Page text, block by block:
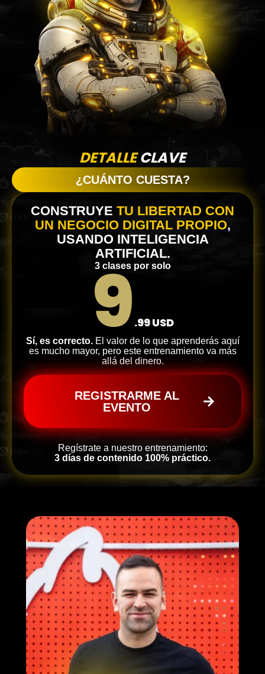
DETALLECLAVE
¿CUÁNTO CUESTA?
CONSTRUYE TU LIBERTAD CON
UN NEGOCIO DIGITAL PROPIO,
USANDO INTELIGENCIA
ARTIFICIAL.
3 clases por solo
9 .99 USD
Sí, es correcto. El valor de lo que aprenderás aquí
es mucho mayor, pero este entrenamiento va más
allá del dinero.
REGISTRARME AL
EVENTO
Regístrate a nuestro entrenamiento:
3 días de contenido 100% práctico.